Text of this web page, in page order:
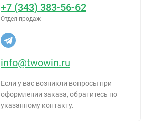
+7 (343) 383-56-62
Отдел продаж
info@twowin.ru
Если у вас возникли вопросы при
оформлении заказа, обратитесь по
указанному контакту.